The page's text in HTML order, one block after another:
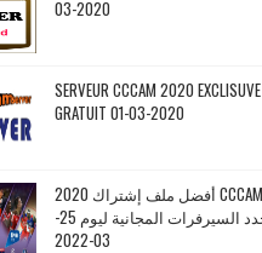
03-2020
SERVEUR CCCAM 2020 EXCLISUVE
GRATUIT 01-03-2020
أفضل ملف إشتراك 2020 CCCAM.CFG
بأجدد السيرفرات المجانية ليوم 25-
03-2022